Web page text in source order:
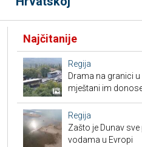
Najčitanije
Regija
Drama na granici
mještani im
Regija
Zašto je Dunav
vodama u Evropi